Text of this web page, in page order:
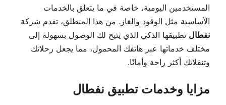
المستخدمين اليومية، خاصة في ما يتعلق بالخدمات
الأساسية مثل الوقود والغاز. من هذا المنطلق، تقدم شركة
نفطال تطبيقها الذكي الذي يتيح لك الوصول بسهولة إلى
مختلف خدماتها عبر هاتفك المحمول، مما يجعل رحلاتك
وتنقلاتك أكثر راحة وأمانًا.
مزايا وخدمات تطبيق نفطال